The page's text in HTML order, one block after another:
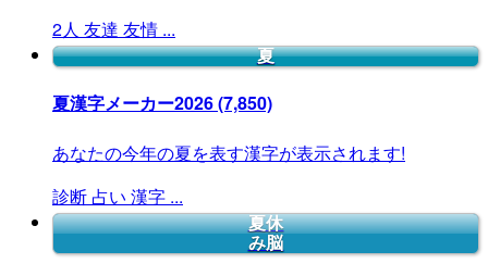
2人 友達 友情 ...
夏
夏漢字メーカー2026(7,850)
あなたの今年の夏を表す漢字が表示されます!
診断 占い 漢字 ...
夏休
み脳